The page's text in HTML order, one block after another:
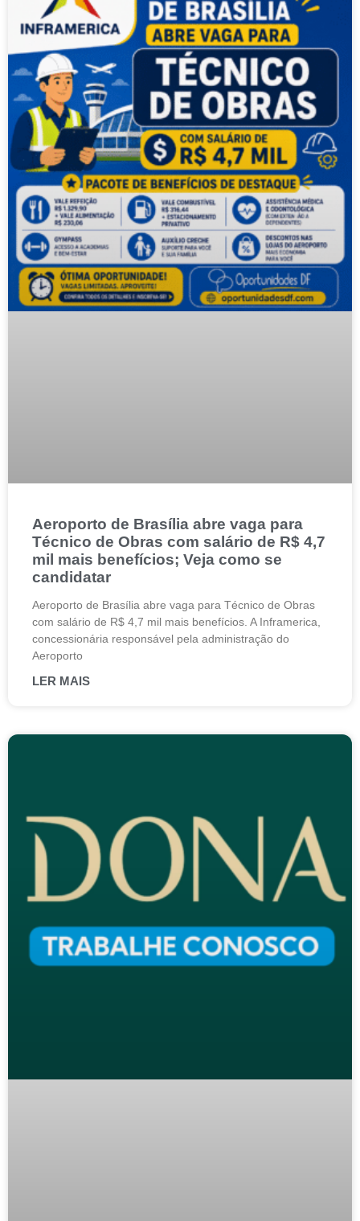
Aeroporto de Brasília abre vaga para
Técnico de Obras com salário de R$ 4,7
mil mais benefícios; Veja como se
candidatar
Aeroporto de Brasília abre vaga para Técnico de Obras
com salário de R$ 4,7 mil mais benefícios. A Inframerica,
concessionária responsável pela administração do
Aeroporto
LER MAIS